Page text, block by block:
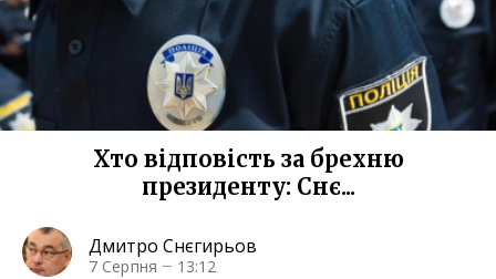
Хто відповість за брехню
президенту: Снє...
Дмитро Снєгирьов
7 Серпня 13:12